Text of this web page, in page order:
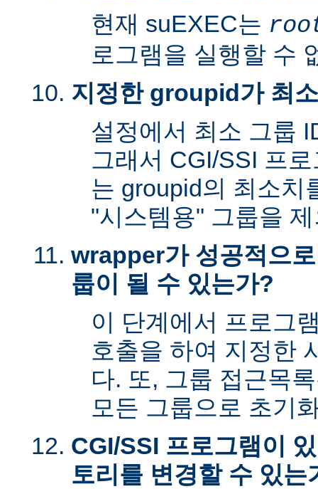
현재 suEXEC는
로그램을 실행할 수
지정한 groupid가 최
설정에서 최소 그룹
그래서 CGI/SSI 프
는 groupid의 최소치
"시스템용" 그룹을
wrapper가 성공적으
룹이 될 수 있는가?
이 단계에서 프로그
호출을 하여 지정한
다. 또, 그룹 접근목
모든 그룹으로 초기
CGI/SSI 프로그램이
토리를 변경할 수 있는